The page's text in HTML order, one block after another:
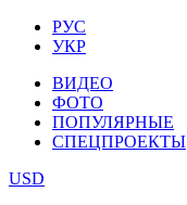
РУС
УКР
ВИДЕО
ФОТО
ПОПУЛЯРНЫЕ
СПЕЦПРОЕКТЫ
USD